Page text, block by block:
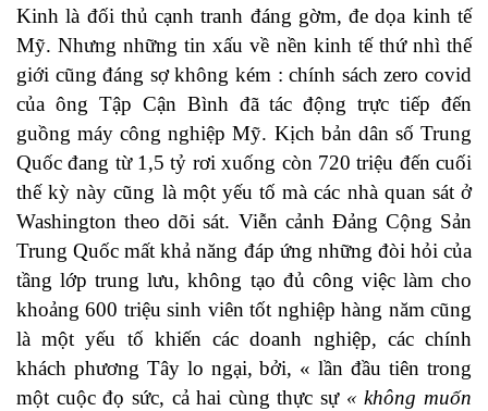
Kinh là đối thủ cạnh tranh đáng gờm, đe dọa kinh tế
Mỹ. Nhưng những tin xấu về nền kinh tế thứ nhì thế
giới cũng đáng sợ không kém : chính sách zero covid
của ông Tập Cận Bình đã tác động trực tiếp đến
guồng máy công nghiệp Mỹ. Kịch bản dân số Trung
Quốc đang từ 1,5 tỷ rơi xuống còn 720 triệu đến cuối
thế kỳ này cũng là một yếu tố mà các nhà quan sát ở
Washington theo dõi sát. Viễn cảnh Đảng Cộng Sản
Trung Quốc mất khả năng đáp ứng những đòi hỏi của
tầng lớp trung lưu, không tạo đủ công việc làm cho
khoảng 600 triệu sinh viên tốt nghiệp hàng năm cũng
là một yếu tố khiến các doanh nghiệp, các chính
khách phương Tây lo ngại, bởi, « lần đầu tiên trong
một cuộc đọ sức, cả hai cùng thực sự « không muốn